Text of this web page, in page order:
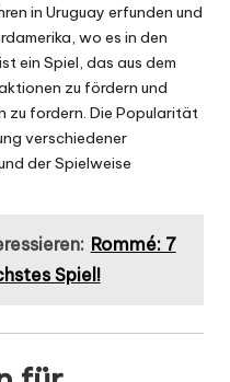
in Uruguay erfunden und
wo es in den
ein Spiel, das aus dem
zu fördern und
zu fordern. Die Popularität
verschiedener
der Spielweise
Rommé: 7
Spiel!